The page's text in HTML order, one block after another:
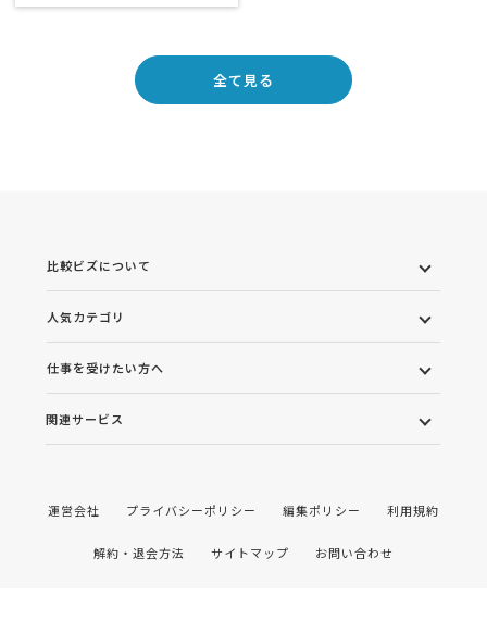
全て見る
比較ビズについて
人気カテゴリ
仕事を受けたい方へ
関連サービス
運営会社 プライバシーポリシー 編集ポリシー 利用規約
解約・退会方法 サイトマップ お問い合わせ